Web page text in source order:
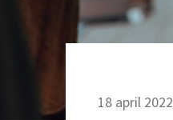
18 april 2022